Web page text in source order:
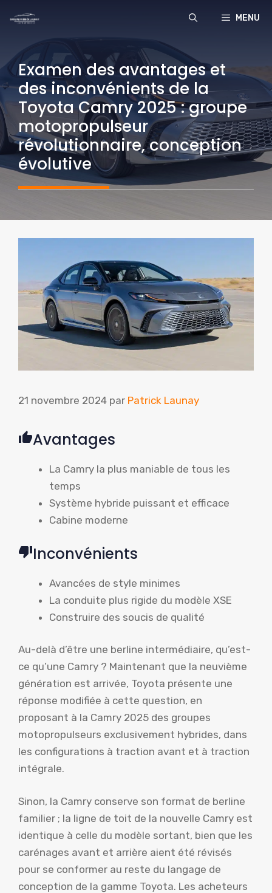
contenu
MENU
Examen des avantages et
des inconvénients de la
Toyota Camry 2025 : groupe
motopropulseur
révolutionnaire, conception
évolutive
21 novembre 2024 par Patrick Launay
Avantages
La Camry la plus maniable de tous les
temps
Système hybride puissant et efficace
Cabine moderne
Inconvénients
Avancées de style minimes
La conduite plus rigide du modèle XSE
Construire des soucis de qualité
Au-delà d’être une berline intermédiaire, qu’est-
ce qu’une Camry ? Maintenant que la neuvième
génération est arrivée, Toyota présente une
réponse modifiée à cette question, en
proposant à la Camry 2025 des groupes
motopropulseurs exclusivement hybrides, dans
les configurations à traction avant et à traction
intégrale.
Sinon, la Camry conserve son format de berline
familier ; la ligne de toit de la nouvelle Camry est
identique à celle du modèle sortant, bien que les
carénages avant et arrière aient été révisés
pour se conformer au reste du langage de
conception de la gamme Toyota. Les acheteurs